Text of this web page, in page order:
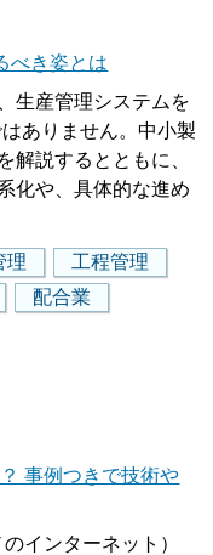
べき姿とは
生産管理システムを
ありません。中小製
解説するとともに、
化や、具体的な進め
理
工程管理
配合業
事例つきで技術や
インターネット）